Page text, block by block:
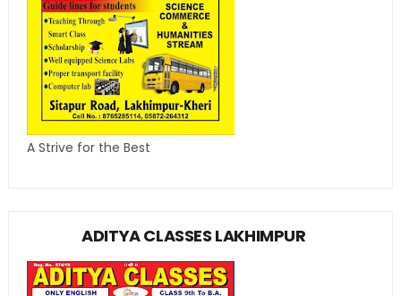
A Strive for the Best
ADITYA CLASSES LAKHIMPUR